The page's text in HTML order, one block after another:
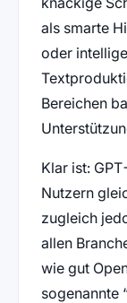
als smarte
oder
Bereichen
Klar ist:
Nutzern
zugleich
allen
wie gut
sogenannte